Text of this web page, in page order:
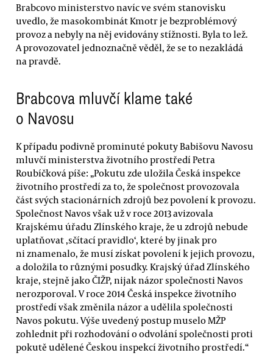
Brabcovo ministerstvo navíc ve svém stanovisku
uvedlo, že masokombinát Kmotr je bezproblémový
provoz a nebyly na něj evidovány stížnosti. Byla to lež.
A provozovatel jednoznačně věděl, že se to nezakládá
na pravdě.
Brabcova mluvčí klame také
o Navosu
K případu podivně prominuté pokuty Babišovu Navosu
mluvčí ministerstva životního prostředí Petra
Roubíčková píše: „Pokutu zde uložila Česká inspekce
životního prostředí za to, že společnost provozovala
část svých stacionárních zdrojů bez povolení k provozu.
Společnost Navos však už v roce 2013 avizovala
Krajskému úřadu Zlínského kraje, že u zdrojů nebude
uplatňovat ‚sčítací pravidlo‘, které by jinak pro
ni znamenalo, že musí získat povolení k jejich provozu,
a doložila to různými posudky. Krajský úřad Zlínského
kraje, stejně jako ČIŽP, nijak názor společnosti Navos
nerozporoval. V roce 2014 Česká inspekce životního
prostředí však změnila názor a udělila společnosti
Navos pokutu. Výše uvedený postup muselo MŽP
zohlednit při rozhodování o odvolání společnosti proti
pokutě udělené Českou inspekcí životního prostředí.“